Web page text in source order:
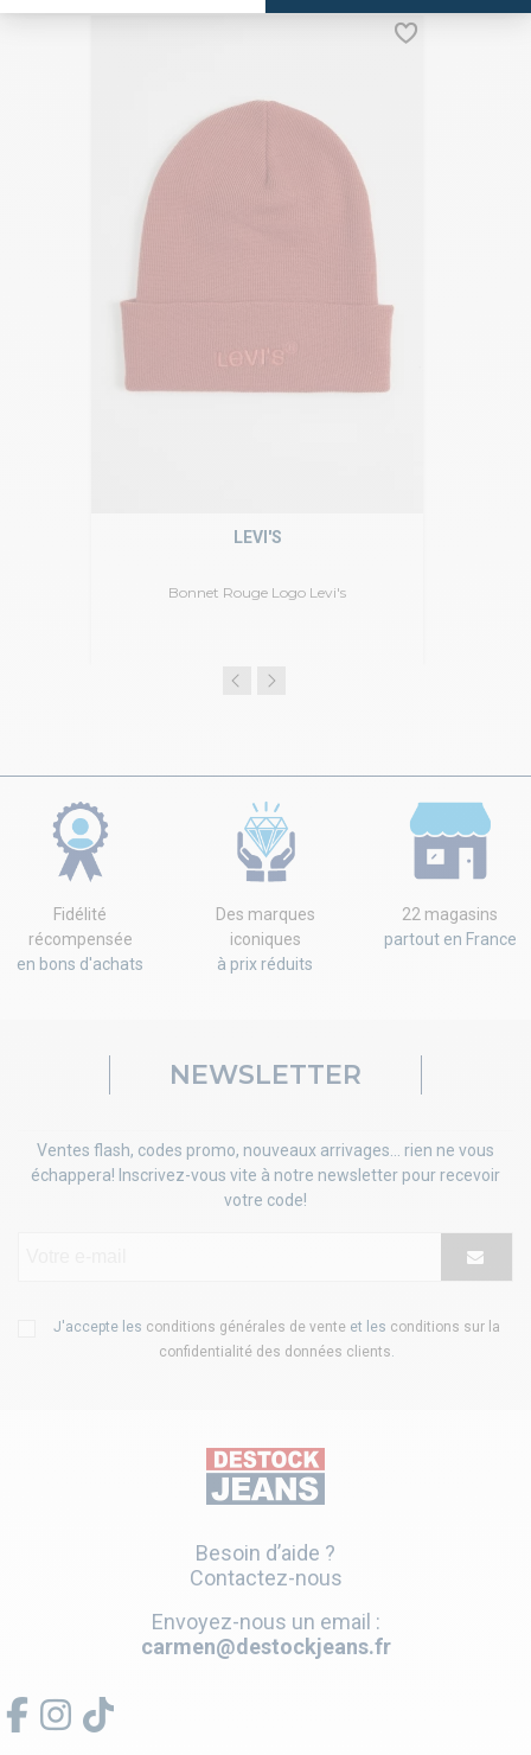
Bonnet Rouge Logo Levi's
LEVI'S
Fidélité
récompensée
en bons d'achats
Des marques
iconiques
à prix réduits
22 magasins
partout en France
NEWSLETTER
Ventes flash, codes promo, nouveaux arrivages... rien ne vous
échappera! Inscrivez-vous vite à notre newsletter pour recevoir
votre code!
J'accepte les conditions générales de vente et les conditions sur la
confidentialité des données clients
Besoin d’aide ?
Contactez-nous
Envoyez-nous un email :
carmen@destockjeans.fr